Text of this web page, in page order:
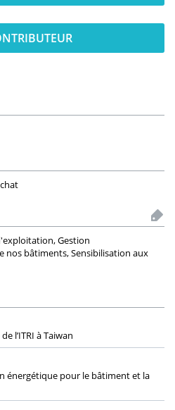
Gestion
nos bâtiments, Sensibilisation aux
l’ITRI à Taiwan
énergétique pour le bâtiment et la